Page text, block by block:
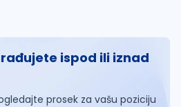
ispod ili iznad
prosek za vašu poziciju